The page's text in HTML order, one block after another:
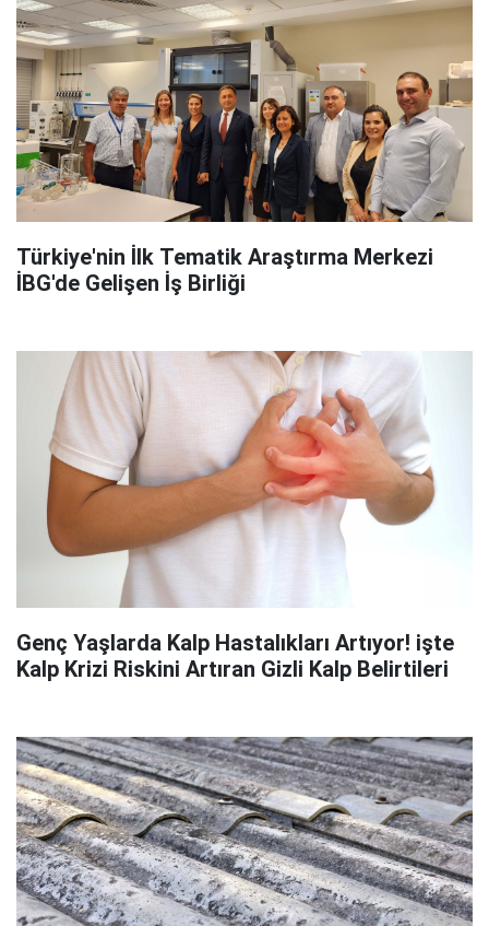
Türkiye'nin İlk Tematik Araştırma Merkezi
İBG'de Gelişen İş Birliği
Genç Yaşlarda Kalp Hastalıkları Artıyor! işte
Kalp Krizi Riskini Artıran Gizli Kalp Belirtileri